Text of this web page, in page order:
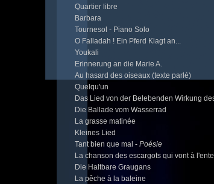
Quartier libre
Barbara
Tournesol - Piano Solo
O Falladah ! Ein Pferd Klagt an...
Youkali
Erinnerung an die Marie A.
Au hasard des oiseaux (texte parlé)
Quelqu'un
Das Lied von der Belebenden Wirkung
Die Ballade vom Wasserrad
La grasse matinée
Kleines Lied
Tant bien que mal - Poésie
La chanson des escargots qui vont à
Die Haltbare Graugans
La pêche à la baleine